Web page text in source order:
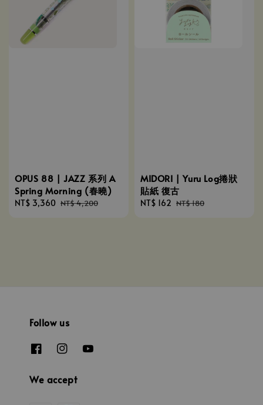
OPUS 88 | JAZZ 系列 A
Spring Morning (春曉)
Sale
NT$ 3,360 Regular
NT$ 4,200
MIDORI | Yuru Log捲狀
貼紙 復古
Sale
NT$ 162 Regular
NT$ 180
Follow us
We accept